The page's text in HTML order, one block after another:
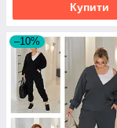
Купити
–10%